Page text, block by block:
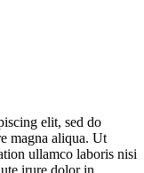
elit, sed do
magna aliqua. Ut
ullamco laboris nisi